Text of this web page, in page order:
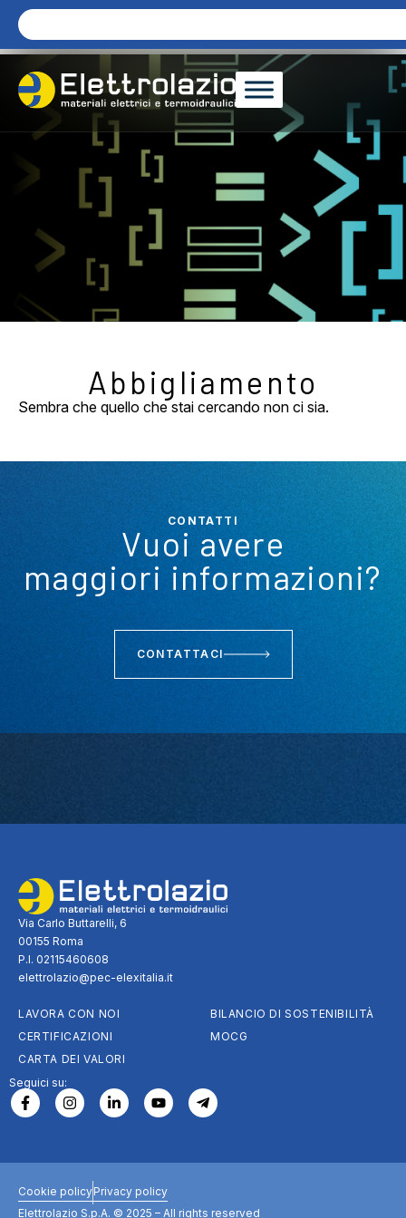
Abbigliamento
Sembra che quello che stai cercando non ci sia.
CONTATTI
Vuoi avere
maggiori informazioni?
CONTATTACI
Via Carlo Buttarelli, 6
00155 Roma
P.I. 02115460608
elettrolazio@pec-elexitalia.it
LAVORA CON NOI
CERTIFICAZIONI
CARTA DEI VALORI
BILANCIO DI SOSTENIBILITÀ
MOCG
Seguici su:
Cookie policyPrivacy policy
Elettrolazio S.p.A. © 2025 – All rights reserved